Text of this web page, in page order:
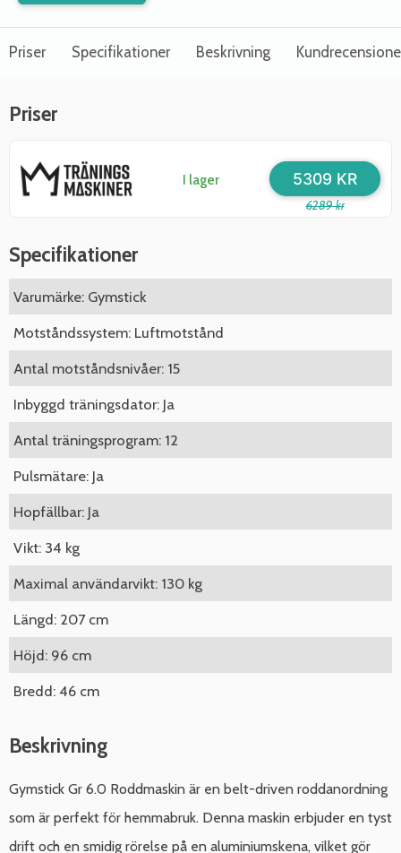
Priser Specifikationer Beskrivning
Priser
I lager
6289 kr
5309 KR
Specifikationer
Varumärke: Gymstick
Motståndssystem: Luftmotstånd
Antal motståndsnivåer: 15
Inbyggd träningsdator: Ja
Antal träningsprogram: 12
Pulsmätare: Ja
Hopfällbar: Ja
Vikt: 34 kg
Maximal användarvikt: 130 kg
Längd: 207 cm
Höjd: 96 cm
Bredd: 46 cm
Beskrivning
Gymstick Gr 6.0 Roddmaskin är en belt-driven roddanordning
som är perfekt för hemmabruk. Denna maskin erbjuder en tyst
drift och en smidig rörelse på en aluminiumskena, vilket gör